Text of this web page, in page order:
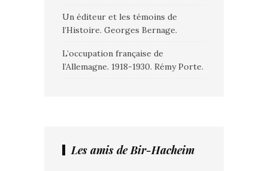
Un éditeur et les témoins de
l’Histoire. Georges Bernage.
L’occupation française de
l’Allemagne. 1918-1930. Rémy Porte.
Les amis de Bir-Hacheim